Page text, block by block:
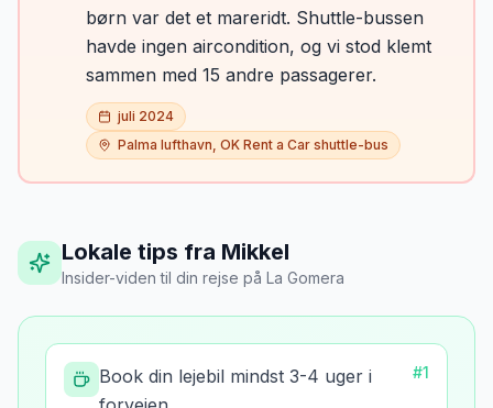
børn var det et mareridt. Shuttle-bussen
havde ingen aircondition, og vi stod klemt
sammen med 15 andre passagerer.
juli 2024
Palma lufthavn, OK Rent a Car shuttle-bus
Lokale tips fra Mikkel
Insider-viden til din rejse på La Gomera
Book din lejebil mindst 3-4 uger i
#1